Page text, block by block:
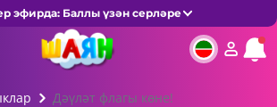
эфирда: Баллы үзән серләре
Дәүләт флагы көне!